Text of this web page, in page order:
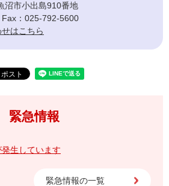
沼市小出島910番地
Fax：025-792-5600
はこちら
緊急情報
生しています
緊急情報の一覧